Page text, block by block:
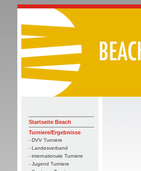
Startseite Beach
Turniere/Ergebnisse
- DVV Turniere
- Landesverband
- internationale Turniere
- Jugend Turniere